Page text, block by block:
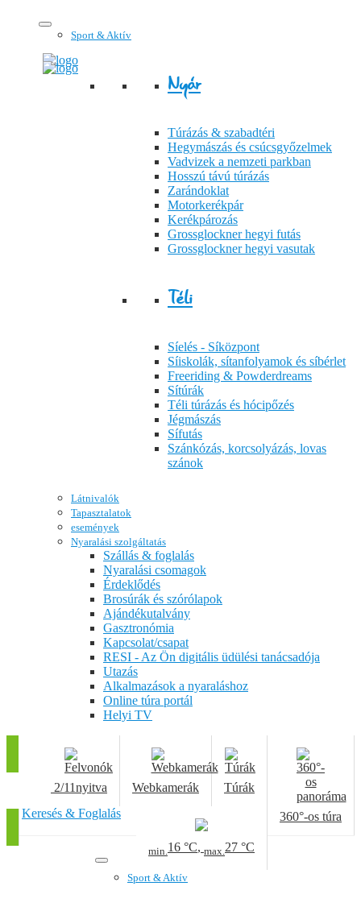
Sport & Aktív
Nyár
Túrázás & szabadtéri
Hegymászás és csúcsgyőzelmek
Vadvizek a nemzeti parkban
Hosszú távú túrázás
Zarándoklat
Motorkerékpár
Kerékpározás
Grossglockner hegyi futás
Grossglockner hegyi vasutak
Téli
Síelés - Síközpont
Síiskolák, sítanfolyamok és síbérlet
Freeriding & Powderdreams
Sítúrák
Téli túrázás és hócipőzés
Jégmászás
Sífutás
Szánkózás, korcsolyázás, lovas
szánok
Látnivalók
Tapasztalatok
események
Nyaralási szolgáltatás
Szállás & foglalás
Nyaralási csomagok
Érdeklődés
Brosúrák és szórólapok
Ajándékutalvány
Gasztronómia
Kapcsolat/csapat
RESI - Az Ön digitális üdülési tanácsadója
Utazás
Alkalmazások a nyaraláshoz
Online túra portál
Helyi TV
360°-os túra
Túrák
Webkamerák
2/11nyitva
min.16 °C, max.27 °C
Keresés & Foglalás
Sport & Aktív